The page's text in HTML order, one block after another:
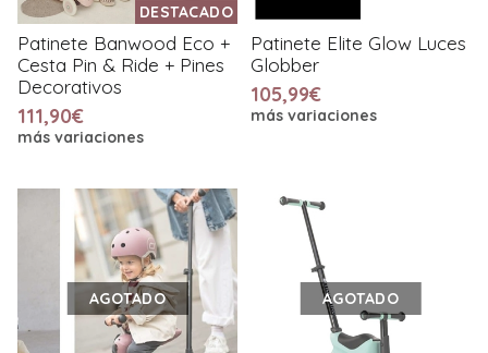
DESTACADO
Patinete Banwood Eco +
Cesta Pin & Ride + Pines
Decorativos
111,90€
más variaciones
Patinete Elite Glow Luces
Globber
105,99€
más variaciones
AGOTADO AGOTADO